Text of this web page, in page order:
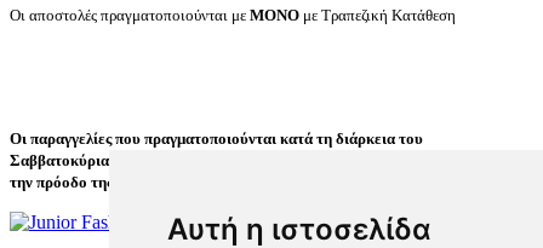
Αυτή η ιστοσελίδα
Οι αποστολές πραγματοποιούνται με ΜΟΝΟ με Τραπεζική Κατάθεση
Οι παραγγελίες που πραγματοποιούνται κατά τη διάρκεια του
Σαββατοκύριακου εκτελούνται την Δευτέρα. Θα ενημερώνεστε με e-mail για
την πρόοδο της παραγγελίας σας.